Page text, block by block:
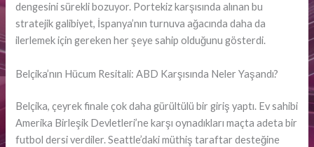
dengesini sürekli bozuyor. Portekiz karşısında alınan bu
stratejik galibiyet, İspanya’nın turnuva ağacında daha da
ilerlemek için gereken her şeye sahip olduğunu gösterdi.
Belçika’nın Hücum Resitali: ABD Karşısında Neler Yaşandı?
Belçika, çeyrek finale çok daha gürültülü bir giriş yaptı. Ev sahibi
Amerika Birleşik Devletleri’ne karşı oynadıkları maçta adeta bir
futbol dersi verdiler. Seattle’daki müthiş taraftar desteğine